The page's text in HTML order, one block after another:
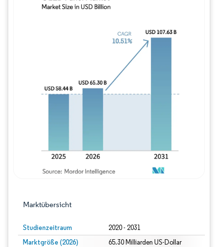
Marktübersicht
Studienzeitraum 2020 - 2031
Marktgröße (2026) 65.30 Milliarden US-Dollar
Bild © Mordor Intelligence.